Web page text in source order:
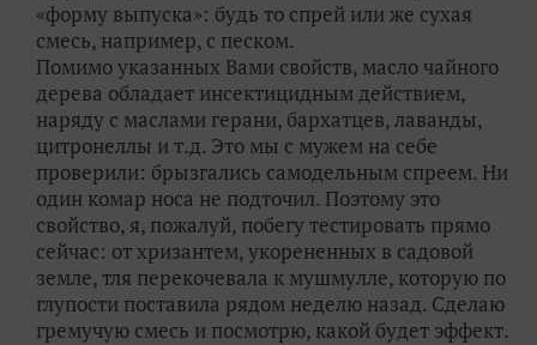
«форму выпуска»: будь то спрей или же сухая
смесь, например, с песком.
Помимо указанных Вами свойств, масло чайного
дерева обладает инсектицидным действием,
наряду с маслами герани, бархатцев, лаванды,
цитронеллы и т.д. Это мы с мужем на себе
проверили: брызгались самодельным спреем. Ни
один комар носа не подточил. Поэтому это
свойство, я, пожалуй, побегу тестировать прямо
сейчас: от хризантем, укорененных в садовой
земле, тля перекочевала к мушмулле, которую по
глупости поставила рядом неделю назад. Сделаю
гремучую смесь и посмотрю, какой будет эффект.